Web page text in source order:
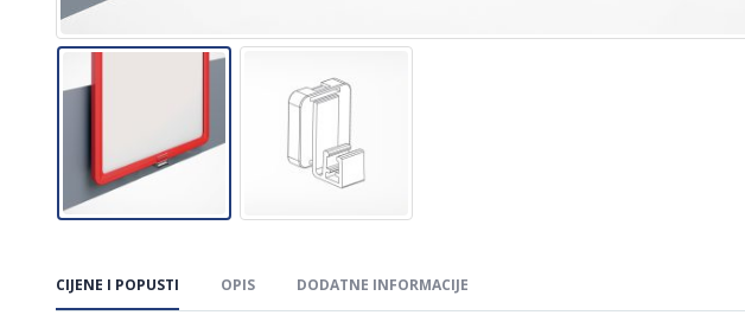
CIJENE I POPUSTI OPIS DODATNE INFORMACIJE